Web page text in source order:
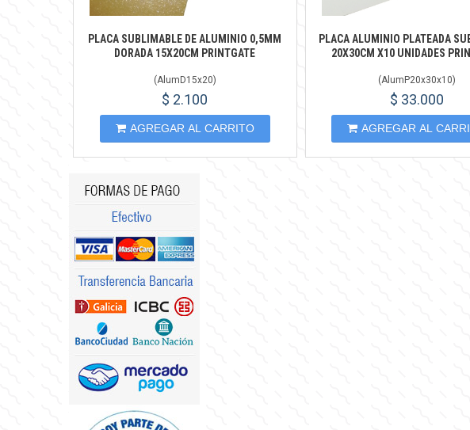
PLACA SUBLIMABLE DE ALUMINIO 0,5MM
DORADA 15X20CM PRINTGATE
(AlumD15x20)
$ 2.100
AGREGAR AL CARRITO
PLACA ALUMINIO PLATEADA
20X30CM X10 UNIDADES
(AlumP20x30x10)
$ 33.000
AGREGAR AL